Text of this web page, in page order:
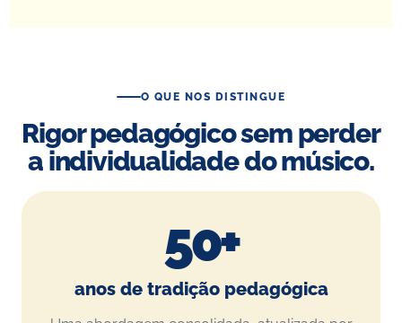
O QUE NOS DISTINGUE
Rigor pedagógico sem perder
a individualidade do músico.
50+
anos de tradição pedagógica